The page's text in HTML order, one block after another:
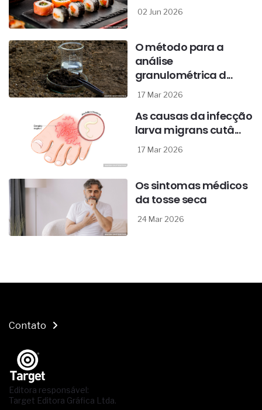
02 Jun 2026
O método para a
análise
granulométrica d...
17 Mar 2026
As causas da infecção
larva migrans cutâ...
17 Mar 2026
Os sintomas médicos
da tosse seca
24 Mar 2026
Contato
Editora responsável:
Target Editora Gráfica Ltda.